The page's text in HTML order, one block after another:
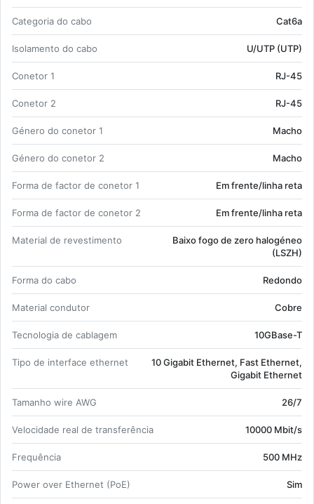
Ca­te­goria do cabo Cat6a
Iso­la­mento do cabo U/UTP (UTP)
Co­netor 1 RJ-45
Co­netor 2 RJ-45
Gé­nero do co­netor 1 Macho
Gé­nero do co­netor 2 Macho
Forma de factor de co­netor 1 Em frente/linha reta
Forma de factor de co­netor 2 Em frente/linha reta
Ma­te­rial de re­ves­ti­mento
Baixo fogo de zero ha­lo­géneo
(LSZH)
Forma do cabo Re­dondo
Ma­te­rial con­dutor Cobre
Tec­no­logia de ca­blagem 10G­Base-T
Tipo de in­ter­face ethernet
10 Gi­gabit Ethernet, Fast Ethernet,
Gi­gabit Ethernet
Ta­manho wire AWG 26/7
Ve­lo­ci­dade real de trans­fe­rência 10000 Mbit/s
Frequência 500 MHz
Power over Ethernet (PoE) Sim